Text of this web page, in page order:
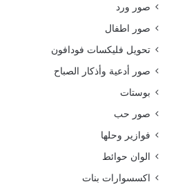
صور ورد
صور اطفال
تحويل فليكسات فودافون
صور أدعية وأذكار الصباح
بوستات
صور حب
فوازير وحلها
الوان حوائط
اكسسوارات بنات